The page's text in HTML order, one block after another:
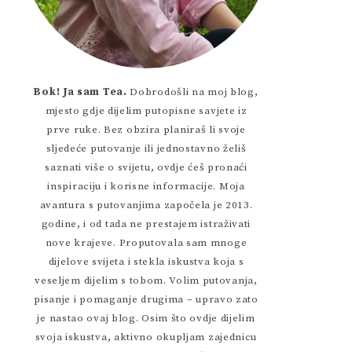
Bok! Ja sam Tea.Dobrodošli na moj blog,
mjesto gdje dijelim putopisne savjete iz
prve ruke. Bez obzira planiraš li svoje
sljedeće putovanje ili jednostavno želiš
saznati više o svijetu, ovdje ćeš pronaći
inspiraciju i korisne informacije. Moja
avantura s putovanjima započela je 2013.
godine, i od tada ne prestajem istraživati
nove krajeve. Proputovala sam mnoge
dijelove svijeta i stekla iskustva koja s
veseljem dijelim s tobom. Volim putovanja,
pisanje i pomaganje drugima – upravo zato
je nastao ovaj blog. Osim što ovdje dijelim
svoja iskustva, aktivno okupljam zajednicu